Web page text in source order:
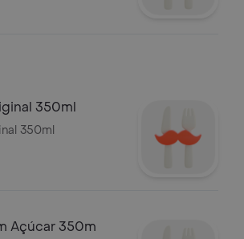
350ml
350ml
Açúcar 350m